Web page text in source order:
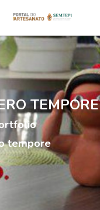
TEMPORE
tempore